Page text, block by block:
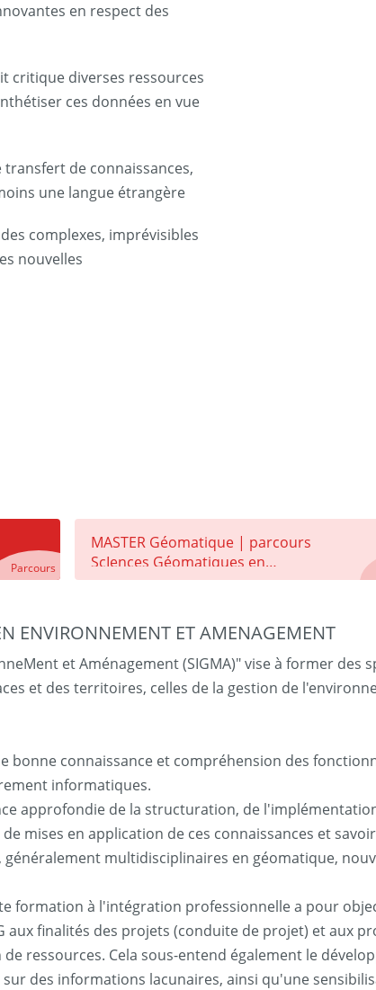
en respect des
critique diverses ressources
ces données en vue
de connaissances,
une langue étrangère
complexes, imprévisibles
nouvelles
Parcours
MASTER Géomatique | parcours
ScIences Géomatiques en
environneMent et Aménagement
ENVIRONNEMENT ET AMENAGEMENT
et Aménagement (SIGMA)" vise à former des
et des territoires, celles de la gestion de
connaissance et compréhension des
informatiques.
approfondie de la structuration, de
mises en application de ces connaissances et
multidisciplinaires en géomatique,
formation à l'intégration professionnelle a pour
aux finalités des projets (conduite de projet) et aux
ressources. Cela sous-entend également le
des informations lacunaires, ainsi qu'une